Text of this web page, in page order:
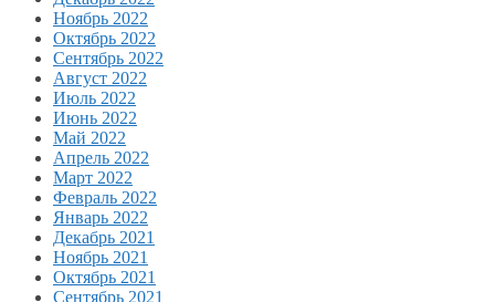
Ноябрь 2022
Октябрь 2022
Сентябрь 2022
Август 2022
Июль 2022
Июнь 2022
Май 2022
Апрель 2022
Март 2022
Февраль 2022
Январь 2022
Декабрь 2021
Ноябрь 2021
Октябрь 2021
Сентябрь 2021